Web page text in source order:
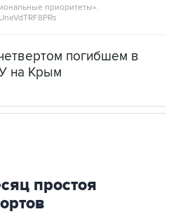
приоритеты».
погибшем в
на Крым
простоя